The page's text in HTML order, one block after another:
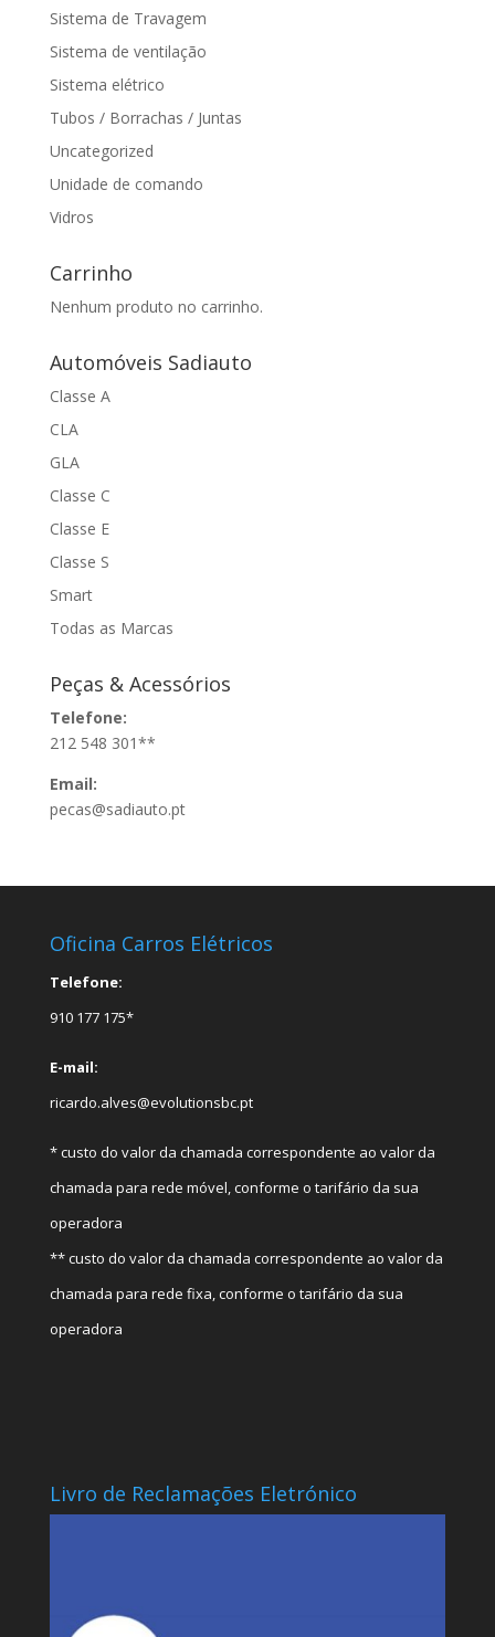
Sistema de Travagem
Sistema de ventilação
Sistema elétrico
Tubos / Borrachas / Juntas
Uncategorized
Unidade de comando
Vidros
Carrinho
Nenhum produto no carrinho.
Automóveis Sadiauto
Classe A
CLA
GLA
Classe C
Classe E
Classe S
Smart
Todas as Marcas
Peças & Acessórios
Telefone:
212 548 301**
Email:
pecas@sadiauto.pt
Oficina Carros Elétricos
Telefone:
910 177 175*
E-mail:
ricardo.alves@evolutionsbc.pt
* custo do valor da chamada correspondente ao valor da
chamada para rede móvel, conforme o tarifário da sua
operadora
** custo do valor da chamada correspondente ao valor da
chamada para rede fixa, conforme o tarifário da sua
operadora
Livro de Reclamações Eletrónico